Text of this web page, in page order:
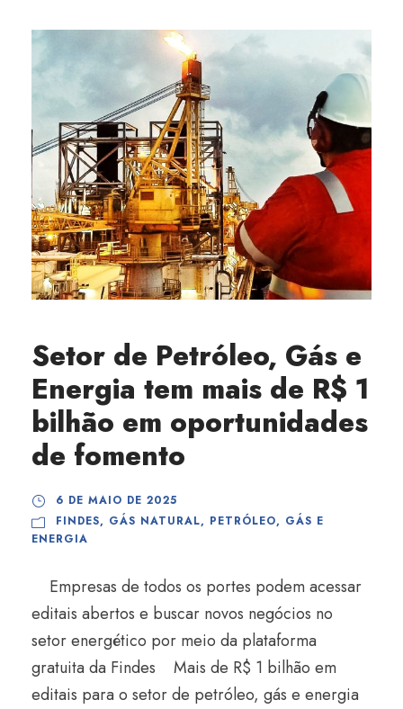
Setor de Petróleo, Gás e
Energia tem mais de R$ 1
bilhão em oportunidades
de fomento
6 DE MAIO DE 2025
FINDES, GÁS NATURAL, PETRÓLEO, GÁS E
ENERGIA
Empresas de todos os portes podem acessar
editais abertos e buscar novos negócios no
setor energético por meio da plataforma
gratuita da Findes Mais de R$ 1 bilhão em
editais para o setor de petróleo, gás e energia